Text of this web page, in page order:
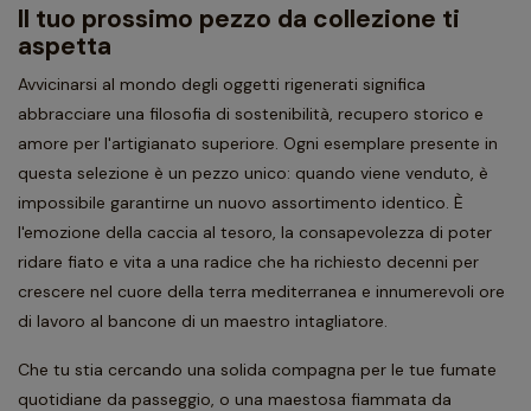
Il tuo prossimo pezzo da collezione ti
aspetta
Avvicinarsi al mondo degli oggetti rigenerati significa
abbracciare una filosofia di sostenibilità, recupero storico e
amore per l'artigianato superiore. Ogni esemplare presente in
questa selezione è un pezzo unico: quando viene venduto, è
impossibile garantirne un nuovo assortimento identico. È
l'emozione della caccia al tesoro, la consapevolezza di poter
ridare fiato e vita a una radice che ha richiesto decenni per
crescere nel cuore della terra mediterranea e innumerevoli ore
di lavoro al bancone di un maestro intagliatore.
Che tu stia cercando una solida compagna per le tue fumate
quotidiane da passeggio, o una maestosa fiammata da